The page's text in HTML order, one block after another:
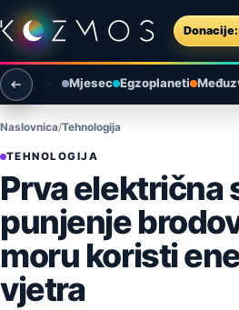
Preskoči na sadržaj
Donacije:
Otvori izbornik
Otvori pretragu
Mjesec Egzoplaneti
Naslovnica Tehnologija
TEHNOLOGIJA
Prva električna
punjenje
moru koristi
vjetra